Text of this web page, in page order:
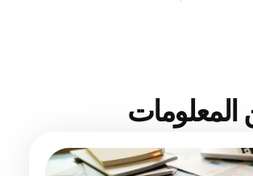
المعلومات